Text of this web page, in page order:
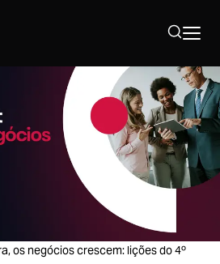
os negócios crescem: lições do 4º